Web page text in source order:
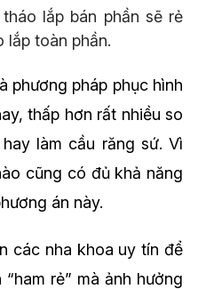
lắp bán phần sẽ rẻ
lắp toàn phần.
phương pháp phục hình
thấp hơn rất nhiều so
làm cầu răng sứ. Vì
cũng có đủ khả năng
án này.
các nha khoa uy tín để
rẻ” mà ảnh hưởng